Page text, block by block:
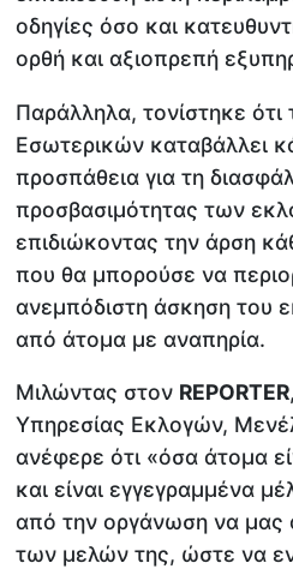
οδηγίες όσο και
ορθή και αξιοπρεπή
Παράλληλα, τονίστηκε ότι
Εσωτερικών καταβάλλει
προσπάθεια για τη
προσβασιμότητας των
επιδιώκοντας την άρση
που θα μπορούσε να
ανεμπόδιστη άσκηση του
από άτομα με αναπηρία.
Μιλώντας στον REPORTER
Υπηρεσίας Εκλογών,
ανέφερε ότι «όσα άτομα
και είναι εγγεγραμμένα
από την οργάνωση να μας
των μελών της, ώστε να